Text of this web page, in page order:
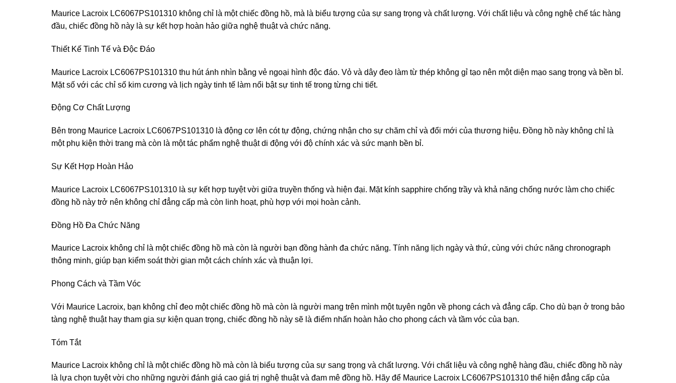
Maurice Lacroix LC6067PS101310 không chỉ là một chiếc đồng hồ, mà là biểu tượng của sự sang trọng và chất lượng. Với chất liệu và công nghệ chế tác hàng
đầu, chiếc đồng hồ này là sự kết hợp hoàn hảo giữa nghệ thuật và chức năng.
Thiết Kế Tinh Tế và Độc Đáo
Maurice Lacroix LC6067PS101310 thu hút ánh nhìn bằng vẻ ngoại hình độc đáo. Vỏ và dây đeo làm từ thép không gỉ tạo nên một diện mạo sang trọng và bền bỉ.
Mặt số với các chỉ số kim cương và lịch ngày tinh tế làm nổi bật sự tinh tế trong từng chi tiết.
Động Cơ Chất Lượng
Bên trong Maurice Lacroix LC6067PS101310 là động cơ lên cót tự động, chứng nhận cho sự chăm chỉ và đổi mới của thương hiệu. Đồng hồ này không chỉ là
một phụ kiện thời trang mà còn là một tác phẩm nghệ thuật di động với độ chính xác và sức mạnh bền bỉ.
Sự Kết Hợp Hoàn Hảo
Maurice Lacroix LC6067PS101310 là sự kết hợp tuyệt vời giữa truyền thống và hiện đại. Mặt kính sapphire chống trầy và khả năng chống nước làm cho chiếc
đồng hồ này trở nên không chỉ đẳng cấp mà còn linh hoạt, phù hợp với mọi hoàn cảnh.
Đồng Hồ Đa Chức Năng
Maurice Lacroix không chỉ là một chiếc đồng hồ mà còn là người bạn đồng hành đa chức năng. Tính năng lịch ngày và thứ, cùng với chức năng chronograph
thông minh, giúp bạn kiểm soát thời gian một cách chính xác và thuận lợi.
Phong Cách và Tầm Vóc
Với Maurice Lacroix, bạn không chỉ đeo một chiếc đồng hồ mà còn là người mang trên mình một tuyên ngôn về phong cách và đẳng cấp. Cho dù bạn ở trong bảo
tàng nghệ thuật hay tham gia sự kiện quan trọng, chiếc đồng hồ này sẽ là điểm nhấn hoàn hảo cho phong cách và tầm vóc của bạn.
Tóm Tắt
Maurice Lacroix không chỉ là một chiếc đồng hồ mà còn là biểu tượng của sự sang trọng và chất lượng. Với chất liệu và công nghệ hàng đầu, chiếc đồng hồ này
là lựa chọn tuyệt vời cho những người đánh giá cao giá trị nghệ thuật và đam mê đồng hồ. Hãy để Maurice Lacroix LC6067PS101310 thể hiện đẳng cấp của